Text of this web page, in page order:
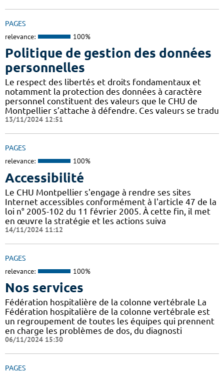
PAGES
relevance: 100%
Politique de gestion des données
personnelles
Le respect des libertés et droits fondamentaux et
notamment la protection des données à caractère
personnel constituent des valeurs que le CHU de
Montpellier s’attache à défendre. Ces valeurs se tradu
13/11/2024 12:51
PAGES
relevance: 100%
Accessibilité
Le CHU Montpellier s'engage à rendre ses sites
Internet accessibles conformément à l'article 47 de la
loi n° 2005-102 du 11 février 2005. À cette fin, il met
en œuvre la stratégie et les actions suiva
14/11/2024 11:12
PAGES
relevance: 100%
Nos services
Fédération hospitalière de la colonne vertébrale La
Fédération hospitalière de la colonne vertébrale est
un regroupement de toutes les équipes qui prennent
en charge les problèmes de dos, du diagnosti
06/11/2024 15:30
PAGES